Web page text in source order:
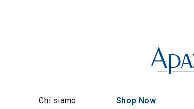
Chi siamo Shop Now